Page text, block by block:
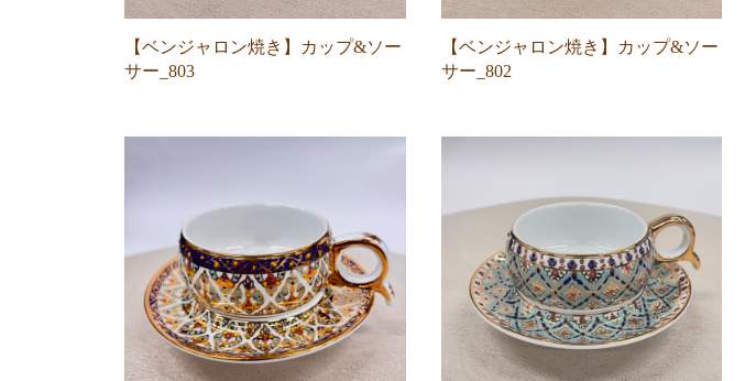
【ベンジャロン焼き】カップ&ソー
サー_803
【ベンジャロン焼き】カップ&ソー
サー_802